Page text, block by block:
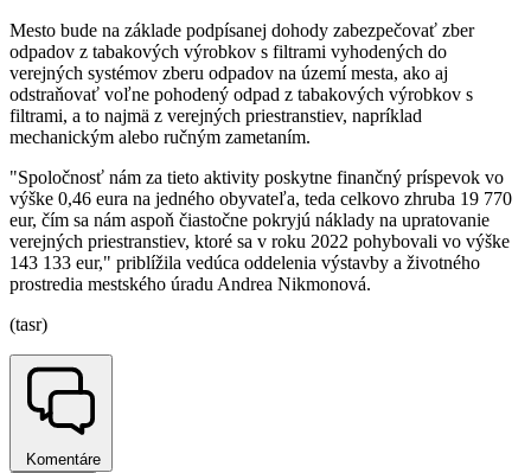
Mesto bude na základe podpísanej dohody zabezpečovať zber
odpadov z tabakových výrobkov s filtrami vyhodených do
verejných systémov zberu odpadov na území mesta, ako aj
odstraňovať voľne pohodený odpad z tabakových výrobkov s
filtrami, a to najmä z verejných priestranstiev, napríklad
mechanickým alebo ručným zametaním.
"Spoločnosť nám za tieto aktivity poskytne finančný príspevok vo
výške 0,46 eura na jedného obyvateľa, teda celkovo zhruba 19 770
eur, čím sa nám aspoň čiastočne pokryjú náklady na upratovanie
verejných priestranstiev, ktoré sa v roku 2022 pohybovali vo výške
143 133 eur," priblížila vedúca oddelenia výstavby a životného
prostredia mestského úradu Andrea Nikmonová.
(tasr)
Komentáre